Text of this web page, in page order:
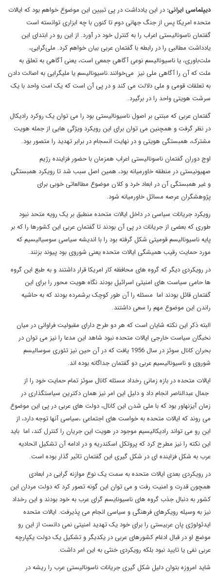
دیپلماسی ایرانی: در این یادداشت در پی تبیین این موضوع خواهم بود که ایالات
متحده امریکا پس از جنگ جهانی دوم تا کنون با چه ابزاری توانسته است
گفتمان ناسونالیستی اعراب را به کنترل خود در آورد. از این رو در ابتدای این
یادداشت مطالبی را در رابطه با گفتمان عربی بیان خواهم کرد. ملی‌گرایی،
ملت‌باوری، یا ناسیونالیسم نوعی آگاهی جمعی است، یعنی آگاهی به تعلق به
ملت که آن را آگاهی ملی نیز می‌خوانند.ناسیونالیسم یا ملی‏گرایی به اصالت دادن
به تعلقات قومی و ملی دلالت می کند و در پی آن است که یک امت واحد با یک
سرشت هویتی واحد را در برگیرد.
گفتمان عربی که مبتنی بر اصول ناسیونالیستی بود را می توان یک روکرد رادیکال
در نظر گرفت و همچنین می توان برای این رویکرد ویژگی هایی از جمله هویت
مشترک، همبستگی هویتی و در نهایت انسجام در برابر تهدید را متصور بود.
اوج دوران گفتمان ناسونالیستی اعراب همزمان با حضور فزاینده رژیم
صهیونیستی در منطقه خاورمیانه بود، همین اصل سبب شد تا رویکرد همبستگی
و غیر همبستگی آن در ابعاد خرد و کلان موضوع مطالعاتی خوبی برای
پژوهشگران عرصه مسائل خاورمیانه شود.
رویکرد جریانات سیاسی در داخل ایالات متحده منطبق بر یک رویه متحد نبود
طوری که بعضی از جریانات در پی آن بودند تا گفتمان عربی این کشورها را که بر
پایه ناسیونالیسم قومیتی شکل گرفته بود را با اندیشه سیاسی سوسیالیسیم که
مورد حمایت رقیب همیشگی ایالات متحده یعنی شوروی بود پیوند بزنند.
در رویکردی دیگر که گروه های محافظه کار امریکا قرار داشتند و به طبع این گروه
ها حامی سیاست های امنیتی اسرائیل بودند نگاه هویت محور را برای این
گفتمان قائل بودند اما مسئله را آن طور کوچک برشمرده بودند که به حاشیه
راندن این موضوع مهم را سعی داشتند.
البته ذکر این نکته شایان است که هر دو طرح دارای مقبولیت فراوانی در میان
نخبگان سیاست خارجی ایالات متحده نبود شاهد این مدعا را نیز می توان در
بحران کانال سوئز در سال 1956 یافت که در آن حین نیز تئوری سوسالیسم
شوروی و ناسیونالیسیم عربی دو گفتمان جداگانه بوده اند.
ایالات متحده در بازه زمانی رخداد مسئله کانال سوئز تمام حمایت خود را از
جمال عبدالناصر انجام داد و دلیل این امر نیز همان دکترین سیاستگذاری در
زمان آیزنهاور بود که با ملی شدن این کانال، دولت های عربی در پی این موضوع
می روند که ایالات متحده به خواست های اجتماعی ،سیاسی آنها توجه دارد، از
این رو می تواند رادیکالیسیم موجود در هویت این جریان را کنترل کند، اما باید
این نکته را نیز مطرح کرد که پروتکل اسکندریه و در ادامه آن تشکیل اتحادیه
عرب به شکل فزاینده ای در شکل گیری این گفتمان تاثیر گذار بوده است.
در رویکردی بعدی ایالات متحده به سمت یک نوع موازنه گرایی در ابعادی
همچون قدرت و امنیت رفت و می توان این گونه تصور کرد که دولت مردان این
کشور به دنبال جذب گروه های ناسیونایسم گرای عرب به خود بودند و این رخداد
نیز به وسیله رویکرهای فرهنگی و سیاسی انجام می پذیرفت. ایالات متحده
ایدئولوژی پان عربیستی را برای خود یک تهدید امنیتی نمی دانست از این رو
موضع او در قبال ادغام کشورهای عربی در یکدیگر و تشکیل یک دولت یکپارچه
عربی نفی یا تایید نبود بلکه رویکردی خنثی به این امر داشت.
شاید امروزه بتوان دلیل شکل گیری جریانات ناسونالیستی عرب را ریشه در